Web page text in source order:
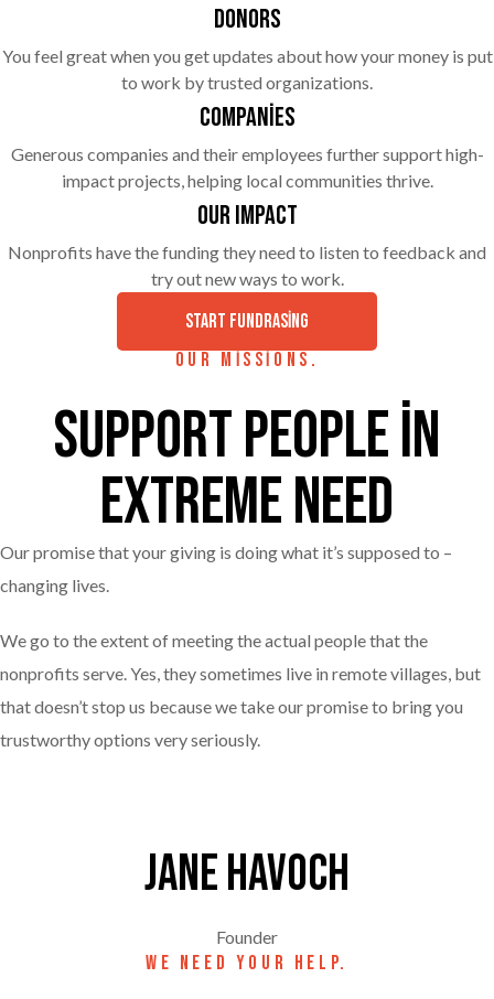
Donors
You feel great when you get updates about how your money is put
to work by trusted organizations.
Companies
Generous companies and their employees further support high-
impact projects, helping local communities thrive.
Our Impact
Nonprofits have the funding they need to listen to feedback and
try out new ways to work.
START FUNDRASING
OUR MISSIONS.
Support people in
extreme need
Our promise that your giving is doing what it’s supposed to –
changing lives.
We go to the extent of meeting the actual people that the
nonprofits serve. Yes, they sometimes live in remote villages, but
that doesn’t stop us because we take our promise to bring you
trustworthy options very seriously.
Jane havoch
Founder
WE NEED YOUR HELP.